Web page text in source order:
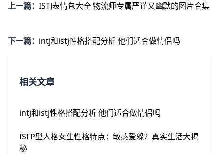
上一篇： ISTJ表情包大全 物流师专属严谨又幽默的图片合集
下一篇： intj和istj性格搭配分析 他们适合做情侣吗
相关文章
intj和istj性格搭配分析 他们适合做情侣吗
ISFP型人格女生性格特点：敏感爱躲？真实生活大揭
秘